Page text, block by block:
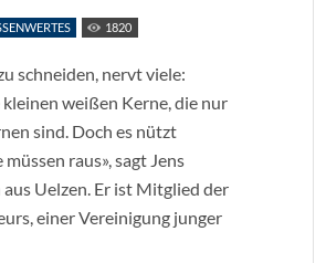
1820
schneiden, nervt viele:
weißen Kerne, die nur
sind. Doch es nützt
raus», sagt Jens
Uelzen. Er ist Mitglied der
einer Vereinigung junger